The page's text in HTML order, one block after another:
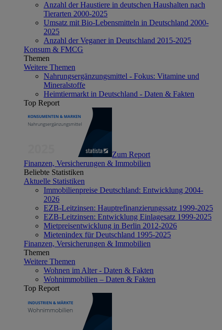
Anzahl der Haustiere in deutschen Haushalten nach
Tierarten 2000-2025
Umsatz mit Bio-Lebensmitteln in Deutschland 2000-
2025
Anzahl der Veganer in Deutschland 2015-2025
Konsum & FMCG
Themen
Weitere Themen
Nahrungsergänzungsmittel - Fokus: Vitamine und
Mineralstoffe
Heimtiermarkt in Deutschland - Daten & Fakten
Top Report
Zum Report
Finanzen, Versicherungen & Immobilien
Beliebte Statistiken
Aktuelle Statistiken
Immobilienpreise Deutschland: Entwicklung 2004-
2026
EZB-Leitzinsen: Hauptrefinanzierungssatz 1999-2025
EZB-Leitzinsen: Entwicklung Einlagesatz 1999-2025
Mietpreisentwicklung in Berlin 2012-2026
Mietenindex für Deutschland 1995-2025
Finanzen, Versicherungen & Immobilien
Themen
Weitere Themen
Wohnen im Alter - Daten & Fakten
Wohnimmobilien – Daten & Fakten
Top Report